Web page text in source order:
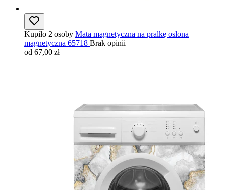
Kupiło 2 osoby Mata magnetyczna na pralkę osłona
magnetyczna 65718 Brak opinii
od 67,00 zł